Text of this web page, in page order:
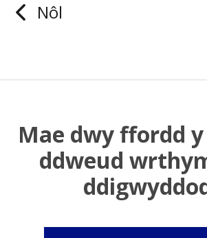
Nôl
Mae dwy ffordd
ddweud